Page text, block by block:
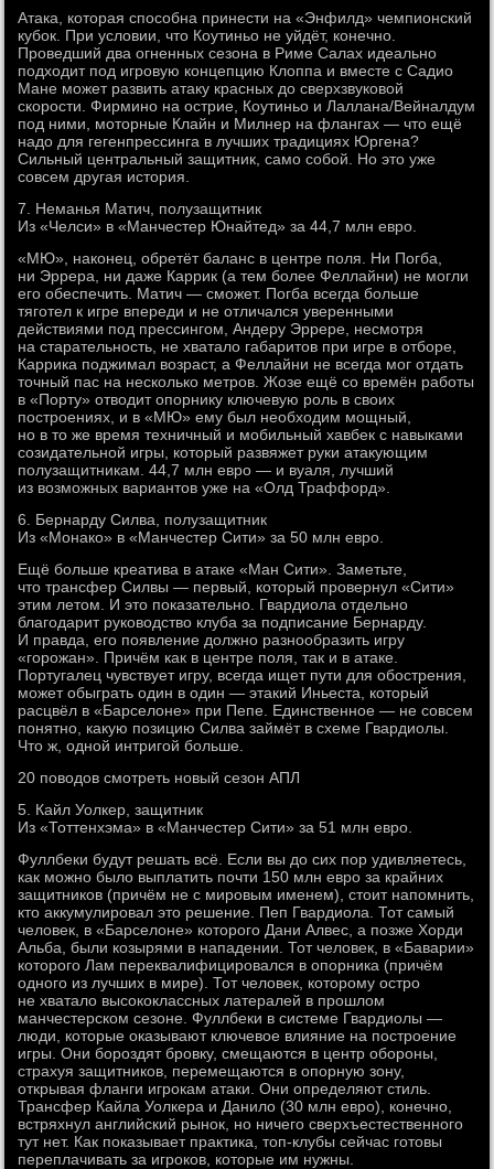
Атака, которая способна принести на «Энфилд» чемпионский
кубок. При условии, что Коутиньо не уйдёт, конечно.
Проведший два огненных сезона в Риме Салах идеально
подходит под игровую концепцию Клоппа и вместе с Садио
Мане может развить атаку красных до сверхзвуковой
скорости. Фирмино на острие, Коутиньо и Лаллана/Вейналдум
под ними, моторные Клайн и Милнер на флангах — что ещё
надо для гегенпрессинга в лучших традициях Юргена?
Сильный центральный защитник, само собой. Но это уже
совсем другая история.
7. Неманья Матич, полузащитник
Из «Челси» в «Манчестер Юнайтед» за 44,7 млн евро.
«МЮ», наконец, обретёт баланс в центре поля. Ни Погба,
ни Эррера, ни даже Каррик (а тем более Феллайни) не могли
его обеспечить. Матич — сможет. Погба всегда больше
тяготел к игре впереди и не отличался уверенными
действиями под прессингом, Андеру Эррере, несмотря
на старательность, не хватало габаритов при игре в отборе,
Каррика поджимал возраст, а Феллайни не всегда мог отдать
точный пас на несколько метров. Жозе ещё со времён работы
в «Порту» отводит опорнику ключевую роль в своих
построениях, и в «МЮ» ему был необходим мощный,
но в то же время техничный и мобильный хавбек с навыками
созидательной игры, который развяжет руки атакующим
полузащитникам. 44,7 млн евро — и вуаля, лучший
из возможных вариантов уже на «Олд Траффорд».
6. Бернарду Силва, полузащитник
Из «Монако» в «Манчестер Сити» за 50 млн евро.
Ещё больше креатива в атаке «Ман Сити». Заметьте,
что трансфер Силвы — первый, который провернул «Сити»
этим летом. И это показательно. Гвардиола отдельно
благодарит руководство клуба за подписание Бернарду.
И правда, его появление должно разнообразить игру
«горожан». Причём как в центре поля, так и в атаке.
Португалец чувствует игру, всегда ищет пути для обострения,
может обыграть один в один — этакий Иньеста, который
расцвёл в «Барселоне» при Пепе. Единственное — не совсем
понятно, какую позицию Силва займёт в схеме Гвардиолы.
Что ж, одной интригой больше.
20 поводов смотреть новый сезон АПЛ
5. Кайл Уолкер, защитник
Из «Тоттенхэма» в «Манчестер Сити» за 51 млн евро.
Фуллбеки будут решать всё. Если вы до сих пор удивляетесь,
как можно было выплатить почти 150 млн евро за крайних
защитников (причём не с мировым именем), стоит напомнить,
кто аккумулировал это решение. Пеп Гвардиола. Тот самый
человек, в «Барселоне» которого Дани Алвес, а позже Хорди
Альба, были козырями в нападении. Тот человек, в «Баварии»
которого Лам переквалифицировался в опорника (причём
одного из лучших в мире). Тот человек, которому остро
не хватало высококлассных латералей в прошлом
манчестерском сезоне. Фуллбеки в системе Гвардиолы —
люди, которые оказывают ключевое влияние на построение
игры. Они бороздят бровку, смещаются в центр обороны,
страхуя защитников, перемещаются в опорную зону,
открывая фланги игрокам атаки. Они определяют стиль.
Трансфер Кайла Уолкера и Данило (30 млн евро), конечно,
встряхнул английский рынок, но ничего сверхъестественного
тут нет. Как показывает практика, топ-клубы сейчас готовы
переплачивать за игроков, которые им нужны.